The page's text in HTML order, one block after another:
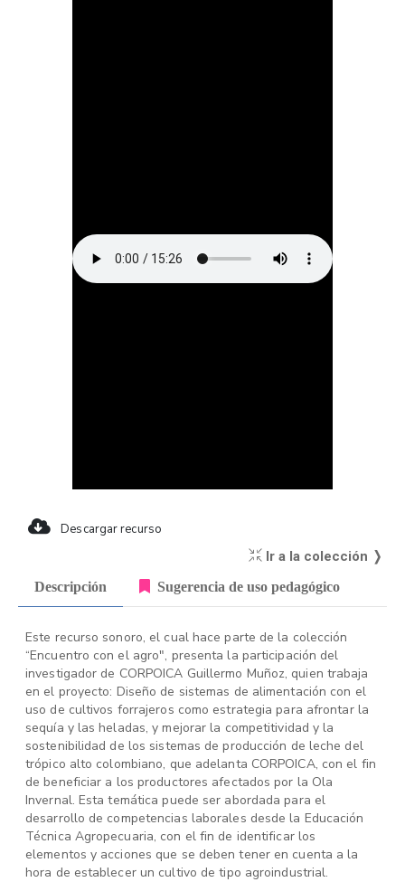
Descargar recurso
Ir a la colección ❭
Descripción Sugerencia de uso pedagógico
Este recurso sonoro, el cual hace parte de la colección
“Encuentro con el agro", presenta la participación del
investigador de CORPOICA Guillermo Muñoz, quien trabaja
en el proyecto: Diseño de sistemas de alimentación con el
uso de cultivos forrajeros como estrategia para afrontar la
sequía y las heladas, y mejorar la competitividad y la
sostenibilidad de los sistemas de producción de leche del
trópico alto colombiano, que adelanta CORPOICA, con el fin
de beneficiar a los productores afectados por la Ola
Invernal. Esta temática puede ser abordada para el
desarrollo de competencias laborales desde la Educación
Técnica Agropecuaria, con el fin de identificar los
elementos y acciones que se deben tener en cuenta a la
hora de establecer un cultivo de tipo agroindustrial.